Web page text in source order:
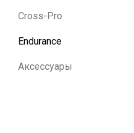
Cross-Pro
Endurance
Аксессуары